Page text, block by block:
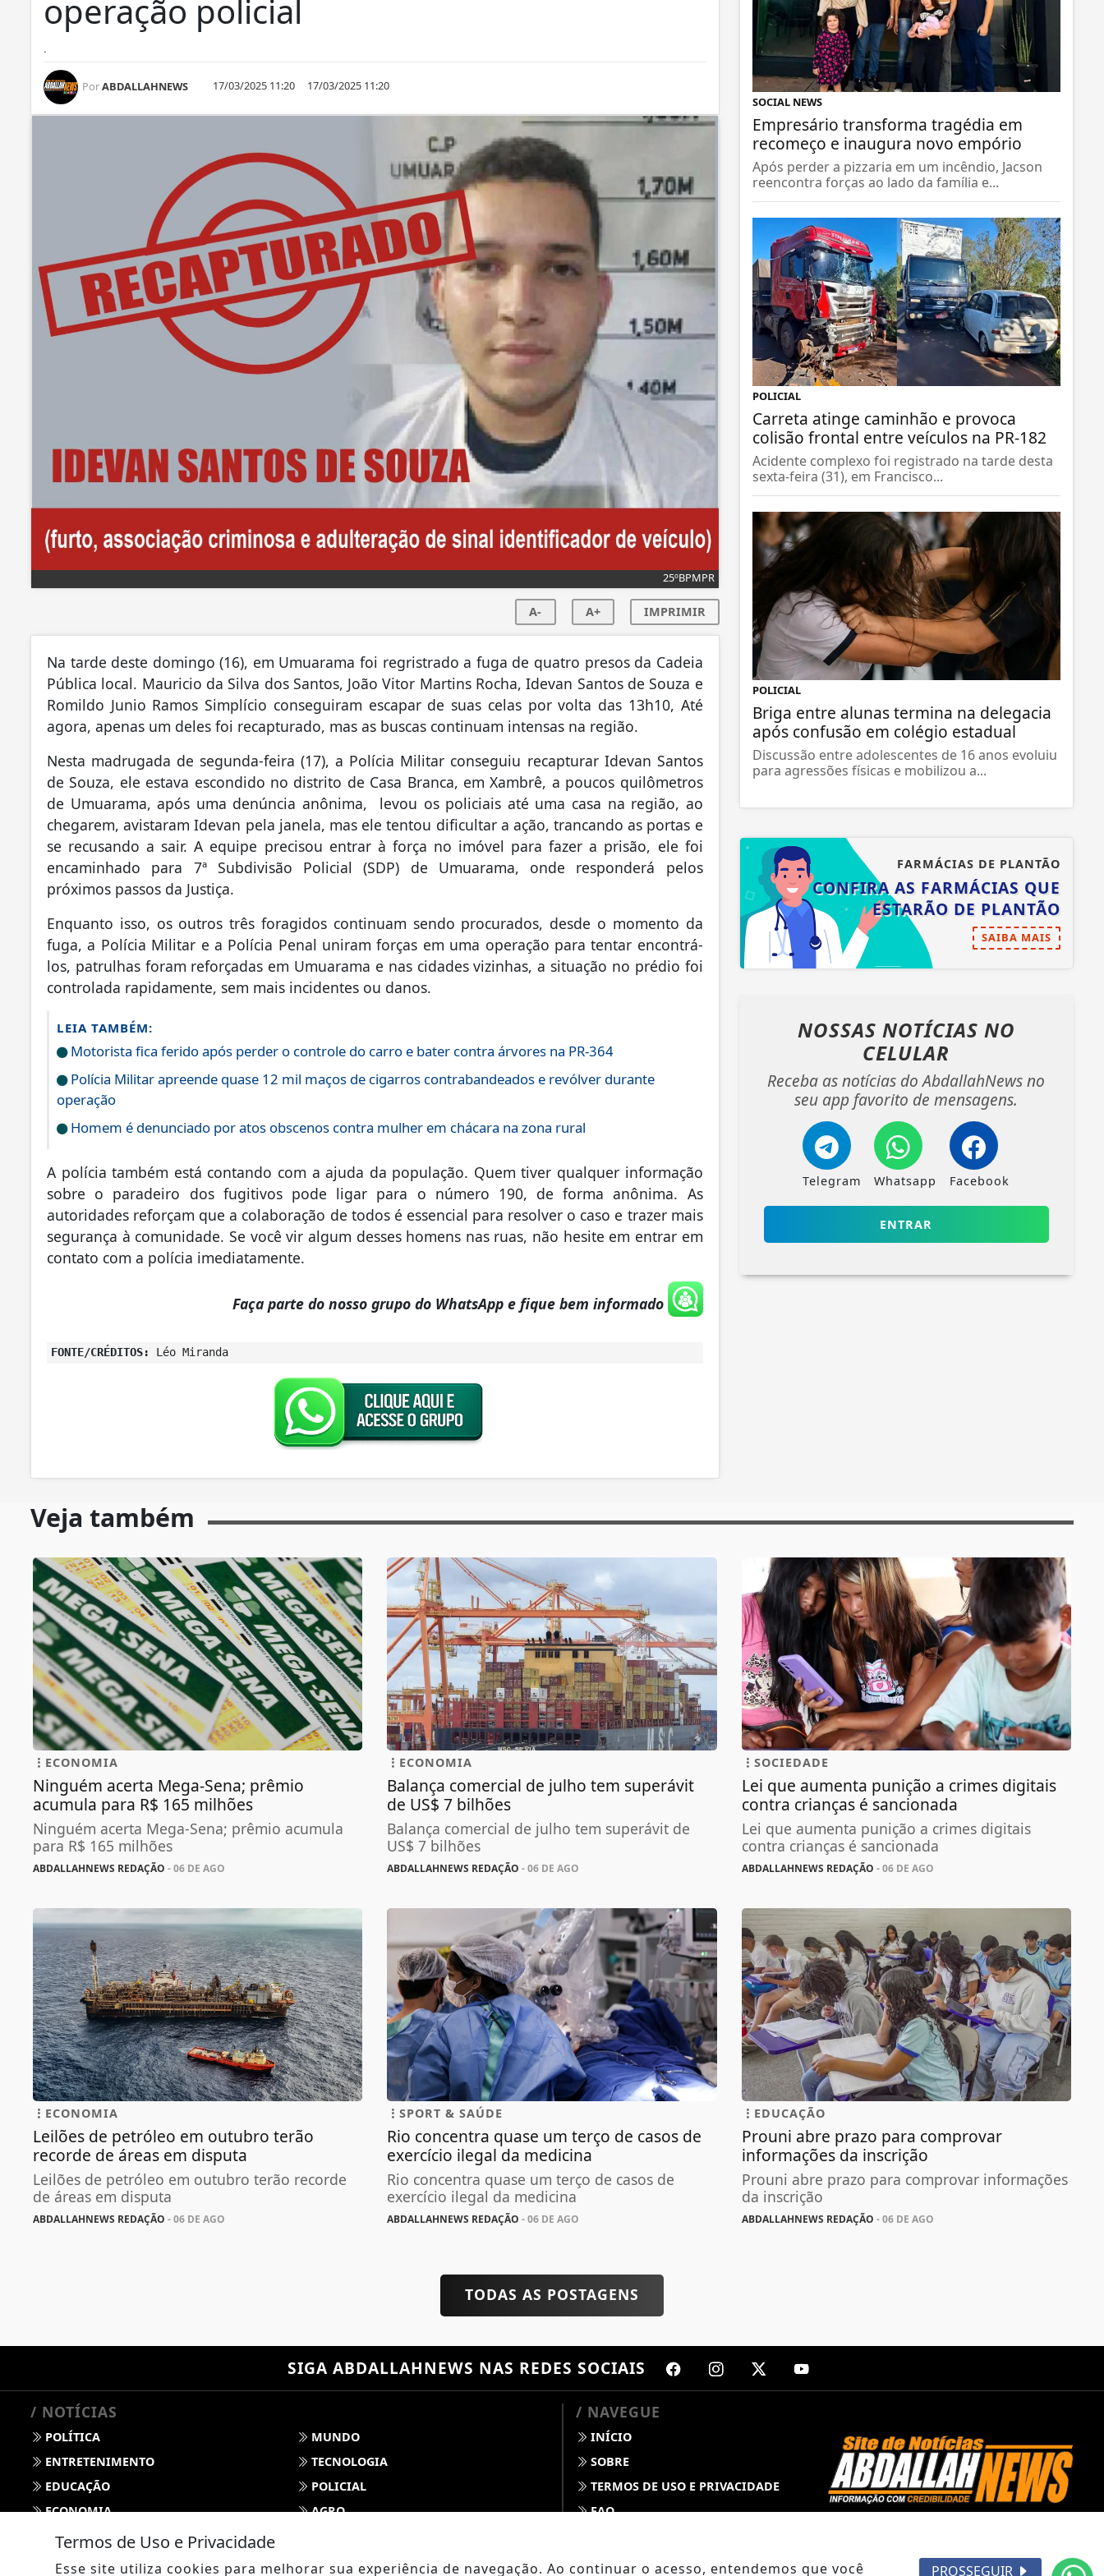
operação policial
.
PorABDALLAHNEWS 17/03/2025 11:20 17/03/2025 11:20
25ºBPMPR
A- A+ IMPRIMIR
Na tarde deste domingo (16), em Umuarama foi regristrado a fuga de quatro presos da Cadeia
Pública local. Mauricio da Silva dos Santos, João Vitor Martins Rocha, Idevan Santos de Souza e
Romildo Junio ​​Ramos Simplício conseguiram escapar de suas celas por volta das 13h10, Até
agora, apenas um deles foi recapturado, mas as buscas continuam intensas na região.
Nesta madrugada de segunda-feira (17), a Polícia Militar conseguiu recapturar Idevan Santos
de Souza, ele estava escondido no distrito de Casa Branca, em Xambrê, a poucos quilômetros
de Umuarama, após uma denúncia anônima, levou os policiais até uma casa na região, ao
chegarem, avistaram Idevan pela janela, mas ele tentou dificultar a ação, trancando as portas e
se recusando a sair. A equipe precisou entrar à força no imóvel para fazer a prisão, ele foi
encaminhado para 7ª Subdivisão Policial (SDP) de Umuarama, onde responderá pelos
próximos passos da Justiça.
Enquanto isso, os outros três foragidos continuam sendo procurados, desde o momento da
fuga, a Polícia Militar e a Polícia Penal uniram forças em uma operação para tentar encontrá-
los, patrulhas foram reforçadas em Umuarama e nas cidades vizinhas, a situação no prédio foi
controlada rapidamente, sem mais incidentes ou danos.
LEIA TAMBÉM:
Motorista fica ferido após perder o controle do carro e bater contra árvores na PR-364
Polícia Militar apreende quase 12 mil maços de cigarros contrabandeados e revólver durante
operação
Homem é denunciado por atos obscenos contra mulher em chácara na zona rural
A polícia também está contando com a ajuda da população. Quem tiver qualquer informação
sobre o paradeiro dos fugitivos pode ligar para o número 190, de forma anônima. As
autoridades reforçam que a colaboração de todos é essencial para resolver o caso e trazer mais
segurança à comunidade. Se você vir algum desses homens nas ruas, não hesite em entrar em
contato com a polícia imediatamente.
Faça parte do nosso grupo do WhatsApp e fique bem informado
FONTE/CRÉDITOS: Léo Miranda
SOCIAL NEWS
Empresário transforma tragédia em
recomeço e inaugura novo empório
Após perder a pizzaria em um incêndio, Jacson
reencontra forças ao lado da família e...
POLICIAL
Carreta atinge caminhão e provoca
colisão frontal entre veículos na PR-182
Acidente complexo foi registrado na tarde desta
sexta-feira (31), em Francisco...
POLICIAL
Briga entre alunas termina na delegacia
após confusão em colégio estadual
Discussão entre adolescentes de 16 anos evoluiu
para agressões físicas e mobilizou a...
FARMÁCIAS DE PLANTÃO
CONFIRA AS FARMÁCIAS QUE
ESTARÃO DE PLANTÃO
SAIBA MAIS
NOSSAS NOTÍCIAS NO
CELULAR
Receba as notícias do AbdallahNews no
seu app favorito de mensagens.
Telegram Whatsapp Facebook
ENTRAR
Veja também
ECONOMIA
Ninguém acerta Mega-Sena; prêmio
acumula para R$ 165 milhões
Ninguém acerta Mega-Sena; prêmio acumula
para R$ 165 milhões
ABDALLAHNEWS REDAÇÃO - 06 DE AGO
ECONOMIA
Balança comercial de julho tem superávit
de US$ 7 bilhões
Balança comercial de julho tem superávit de
US$ 7 bilhões
ABDALLAHNEWS REDAÇÃO - 06 DE AGO
SOCIEDADE
Lei que aumenta punição a crimes digitais
contra crianças é sancionada
Lei que aumenta punição a crimes digitais
contra crianças é sancionada
ABDALLAHNEWS REDAÇÃO - 06 DE AGO
ECONOMIA
Leilões de petróleo em outubro terão
recorde de áreas em disputa
Leilões de petróleo em outubro terão recorde
de áreas em disputa
ABDALLAHNEWS REDAÇÃO - 06 DE AGO
SPORT & SAÚDE
Rio concentra quase um terço de casos de
exercício ilegal da medicina
Rio concentra quase um terço de casos de
exercício ilegal da medicina
ABDALLAHNEWS REDAÇÃO - 06 DE AGO
EDUCAÇÃO
Prouni abre prazo para comprovar
informações da inscrição
Prouni abre prazo para comprovar informações
da inscrição
ABDALLAHNEWS REDAÇÃO - 06 DE AGO
TODAS AS POSTAGENS
SIGA ABDALLAHNEWS NAS REDES SOCIAIS
/ NOTÍCIAS
POLÍTICA
MUNDO
ENTRETENIMENTO
TECNOLOGIA
EDUCAÇÃO
POLICIAL
ECONOMIA
AGRO
PARCERIA
CÂMARA DOS DEPUTADOS
AGÊNCIA DINO
/ NAVEGUE
INÍCIO
SOBRE
TERMOS DE USO E PRIVACIDADE
FAQ
Termos de Uso e Privacidade
Esse site utiliza cookies para melhorar sua experiência de navegação. Ao continuar o acesso, entendemos que você PROSSEGUIR